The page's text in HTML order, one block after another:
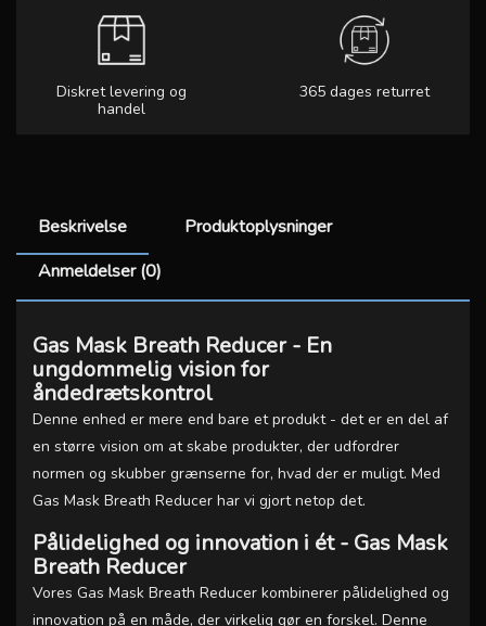
Diskret levering og
handel
365 dages returret
Beskrivelse
Produktoplysninger
Anmeldelser (0)
Gas Mask Breath Reducer - En
ungdommelig vision for
åndedrætskontrol
Denne enhed er mere end bare et produkt - det er en del af
en større vision om at skabe produkter, der udfordrer
normen og skubber grænserne for, hvad der er muligt. Med
Gas Mask Breath Reducer har vi gjort netop det.
Pålidelighed og innovation i ét - Gas Mask
Breath Reducer
Vores Gas Mask Breath Reducer kombinerer pålidelighed og
innovation på en måde, der virkelig gør en forskel. Denne